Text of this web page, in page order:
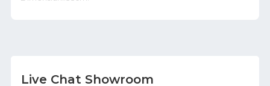
Live Chat Showroom